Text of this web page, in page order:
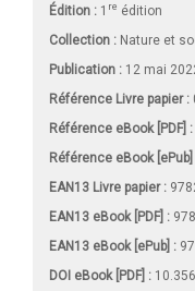
Édition : 1 re édition
Collection : Nature et
Publication : 12 mai
Référence Livre papier :
Référence eBook [PDF] :
Référence eBook [ePub]
EAN13 Livre papier :
EAN13 eBook [PDF] :
EAN13 eBook [ePub] :
DOI eBook [PDF] :